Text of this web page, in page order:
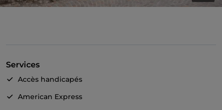
Services
Accès handicapés
American Express